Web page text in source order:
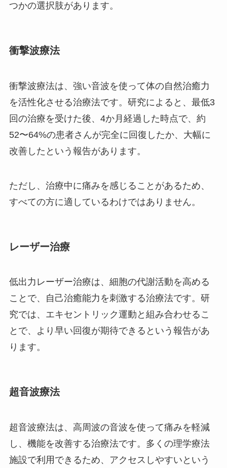
つかの選択肢があります。
衝撃波療法
衝撃波療法は、強い音波を使って体の自然治癒力
を活性化させる治療法です。研究によると、最低3
回の治療を受けた後、4か月経過した時点で、約
52〜64%の患者さんが完全に回復したか、大幅に
改善したという報告があります。
ただし、治療中に痛みを感じることがあるため、
すべての方に適しているわけではありません。
レーザー治療
低出力レーザー治療は、細胞の代謝活動を高める
ことで、自己治癒能力を刺激する治療法です。研
究では、エキセントリック運動と組み合わせるこ
とで、より早い回復が期待できるという報告があ
ります。
超音波療法
超音波療法は、高周波の音波を使って痛みを軽減
し、機能を改善する治療法です。多くの理学療法
施設で利用できるため、アクセスしやすいという